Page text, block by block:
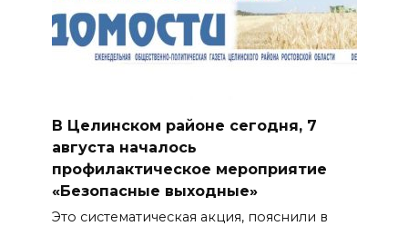
В Целинском районе сегодня, 7
августа началось
профилактическое мероприятие
«Безопасные выходные»
Это систематическая акция, пояснили в